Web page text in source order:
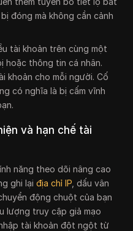
đóng mà không cần cảnh
tài khoản trên cùng một
hoặc thông tin cá nhân.
khoản cho mỗi người. Cố
có nghĩa là bị cấm vĩnh
và hạn chế tài
năng theo dõi nâng cao
ghi lạiđịa chỉ IP , dấu vân
động chuột của bạn
lượng truy cập giả mạo
tài khoản đột ngột từ